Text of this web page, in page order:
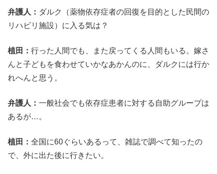
弁護人： ダルク（薬物依存症者の回復を目的とした民間の
リハビリ施設）に入る気は？
植田： 行った人間でも、また戻ってくる人間もいる。嫁さ
んと子どもを食わせていかなあかんのに、ダルクには行か
れへんと思う。
弁護人： 一般社会でも依存症患者に対する自助グループは
あるが…。
植田： 全国に60ぐらいあるって、雑誌で調べて知ったの
で、外に出た後に行きたい。